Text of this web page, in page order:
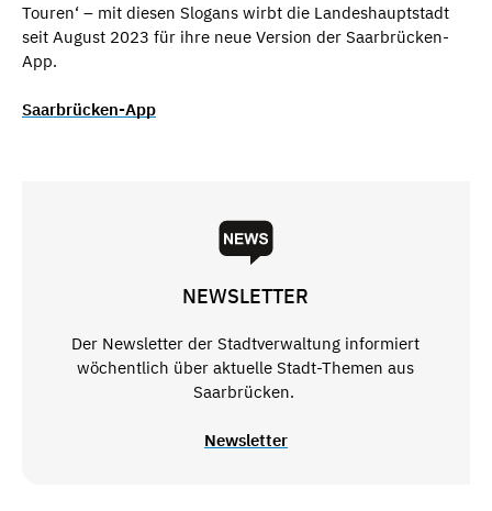
Touren‘ – mit diesen Slogans wirbt die Landeshauptstadt
seit August 2023 für ihre neue Version der Saarbrücken-
App.
Saarbrücken-App
NEWSLETTER
Der Newsletter der Stadtverwaltung informiert
wöchentlich über aktuelle Stadt-Themen aus
Saarbrücken.
Newsletter